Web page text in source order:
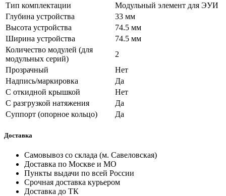
Тип комплектации
Модульный элемент для ЭУИ
Глубина устройства
33 мм
Высота устройства
74.5 мм
Ширина устройства
74.5 мм
Количество модулей (для
модульных серий)
2
Прозрачный
Нет
Надпись/маркировка
Да
С откидной крышкой
Нет
С разгрузкой натяжения
Да
Суппорт (опорное кольцо)
Да
Доставка
Самовывоз со склада (м. Савеловская)
Доставка по Москве и МО
Пункты выдачи по всей России
Срочная доставка курьером
Доставка до ТК